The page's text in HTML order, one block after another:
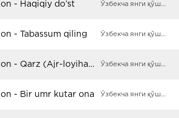
- Haqiqiy do’st Ўзбекча янги қўшиқлар
- Tabassum qiling Ўзбекча янги қўшиқлар
Sardor Rahimxon - Qarz (Ajr-loyihasi) Ўзбекча янги қўшиқлар
- Bir umr kutar ona Ўзбекча янги қўшиқлар